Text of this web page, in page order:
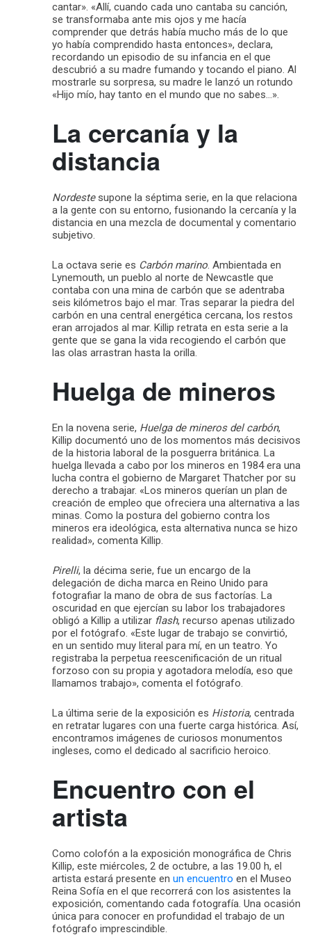
cantar». «Allí, cuando cada uno cantaba su canción,
se transformaba ante mis ojos y me hacía
comprender que detrás había mucho más de lo que
yo había comprendido hasta entonces», declara,
recordando un episodio de su infancia en el que
descubrió a su madre fumando y tocando el piano. Al
mostrarle su sorpresa, su madre le lanzó un rotundo
«Hijo mío, hay tanto en el mundo que no sabes…».
La cercanía y la
distancia
Nordestesupone la séptima serie, en la que relaciona
a la gente con su entorno, fusionando la cercanía y la
distancia en una mezcla de documental y comentario
subjetivo.
La octava serie es Carbón marino. Ambientada en
Lynemouth, un pueblo al norte de Newcastle que
contaba con una mina de carbón que se adentraba
seis kilómetros bajo el mar. Tras separar la piedra del
carbón en una central energética cercana, los restos
eran arrojados al mar. Killip retrata en esta serie a la
gente que se gana la vida recogiendo el carbón que
las olas arrastran hasta la orilla.
Huelga de mineros
En la novena serie, Huelga de mineros del carbón,
Killip documentó uno de los momentos más decisivos
de la historia laboral de la posguerra británica. La
huelga llevada a cabo por los mineros en 1984 era una
lucha contra el gobierno de Margaret Thatcher por su
derecho a trabajar. «Los mineros querían un plan de
creación de empleo que ofreciera una alternativa a las
minas. Como la postura del gobierno contra los
mineros era ideológica, esta alternativa nunca se hizo
realidad», comenta Killip.
Pirelli, la décima serie, fue un encargo de la
delegación de dicha marca en Reino Unido para
fotografiar la mano de obra de sus factorías. La
oscuridad en que ejercían su labor los trabajadores
obligó a Killip a utilizar flash, recurso apenas utilizado
por el fotógrafo. «Este lugar de trabajo se convirtió,
en un sentido muy literal para mí, en un teatro. Yo
registraba la perpetua reescenificación de un ritual
forzoso con su propia y agotadora melodía, eso que
llamamos trabajo», comenta el fotógrafo.
La última serie de la exposición es Historia, centrada
en retratar lugares con una fuerte carga histórica. Así,
encontramos imágenes de curiosos monumentos
ingleses, como el dedicado al sacrificio heroico.
Encuentro con el
artista
Como colofón a la exposición monográfica de Chris
Killip, este miércoles, 2 de octubre, a las 19.00 h, el
artista estará presente en un encuentro en el Museo
Reina Sofía en el que recorrerá con los asistentes la
exposición, comentando cada fotografía. Una ocasión
única para conocer en profundidad el trabajo de un
fotógrafo imprescindible.